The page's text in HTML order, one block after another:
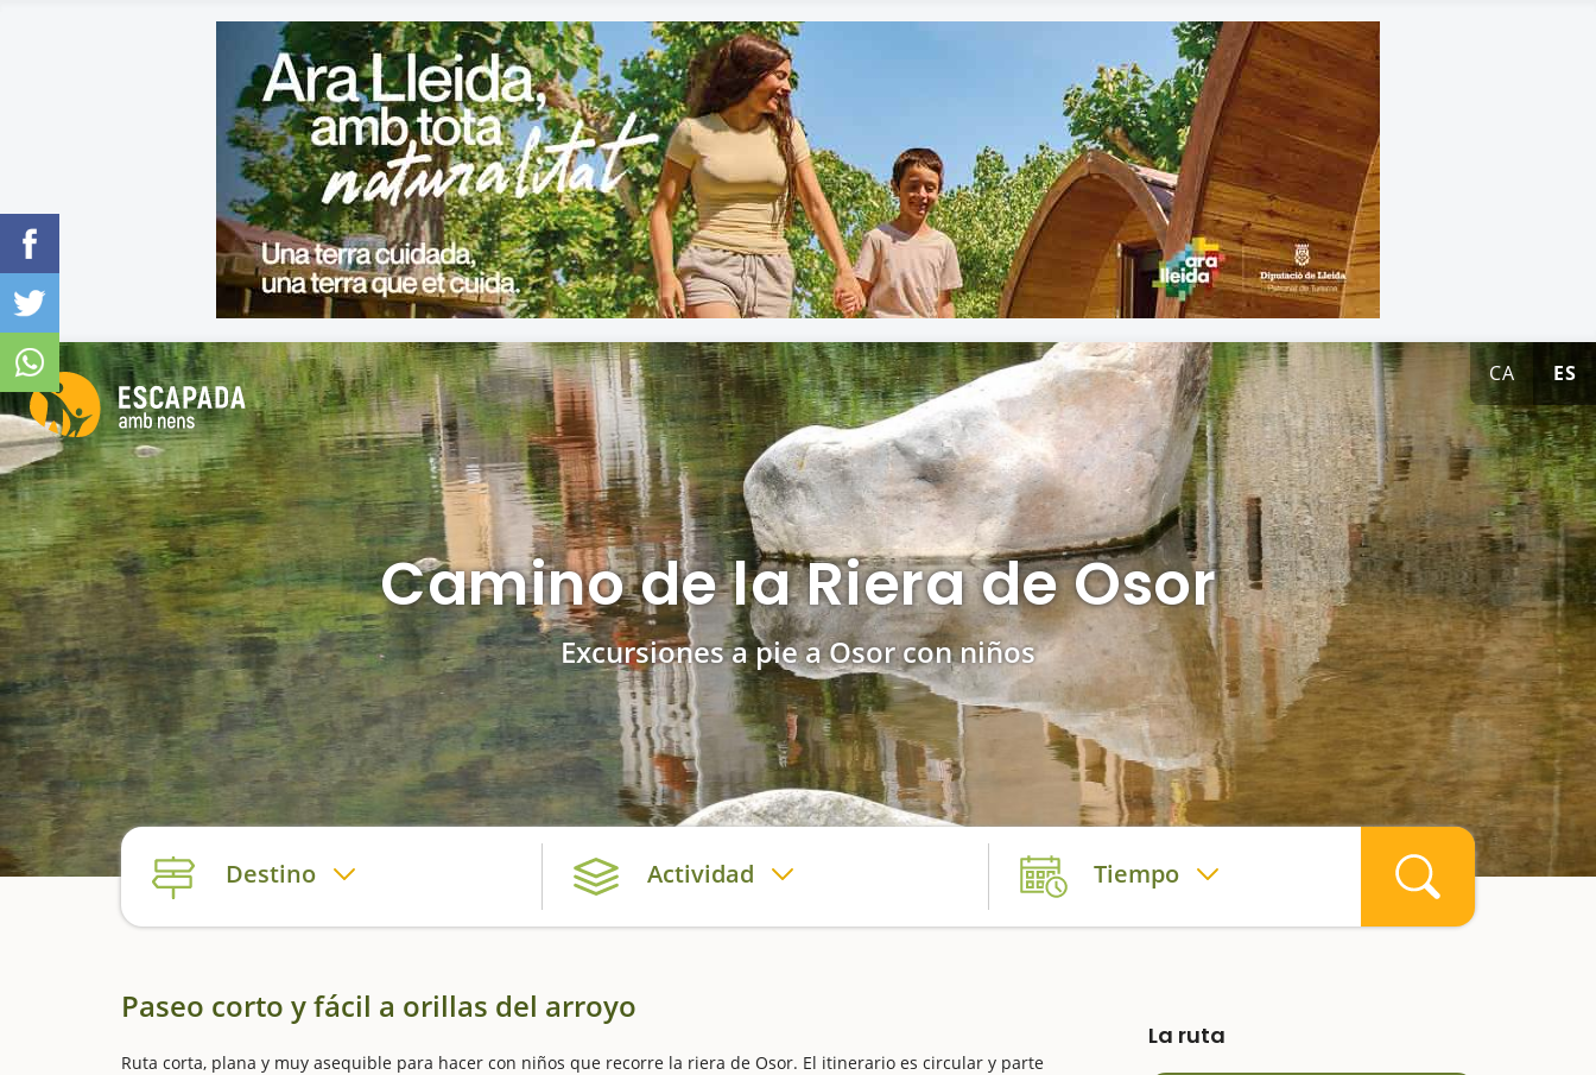
CA ES
Camino de la Riera de Osor
Excursiones a pie a Osor con niños
Destino Actividad Tiempo
Paseo corto y fácil a orillas del arroyo
Ruta corta, plana y muy asequible para hacer con niños que recorre la riera de Osor. El itinerario es circular y parte
La ruta